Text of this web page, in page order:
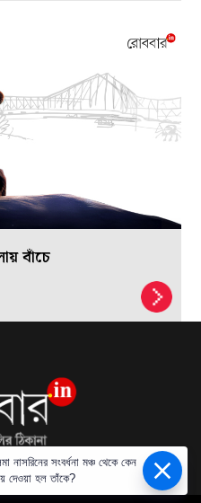
বাঁচে
নাসরিনের সংবর্ধনা মঞ্চ থেকে কেন
দেওয়া হল তাঁকে?